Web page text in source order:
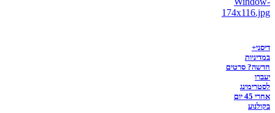
דיסני+
במדיניות
חדשה? סרטים
יעברו
לסטרימינג
אחרי 45 יום
בקולנוע